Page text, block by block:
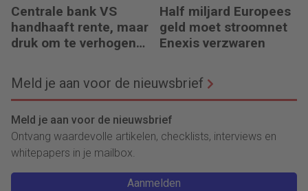
Centrale bank VS
handhaaft rente, maar
druk om te verhogen
Half miljard Europees
geld moet stroomnet
Enexis verzwaren
Meld je aan voor de nieuwsbrief
Meld je aan voor de nieuwsbrief
Ontvang waardevolle artikelen, checklists, interviews en
whitepapers in je mailbox.
Aanmelden